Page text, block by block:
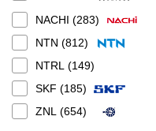
NACHI (283)
NTN (812)
NTRL (149)
SKF (185)
ZNL (654)